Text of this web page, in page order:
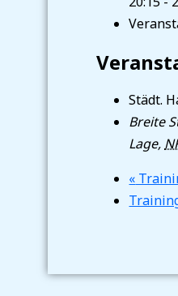
Städt.
Breite
Lage,
«